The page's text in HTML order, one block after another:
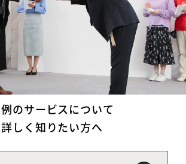
のサービスについて
詳しく知りたい方へ